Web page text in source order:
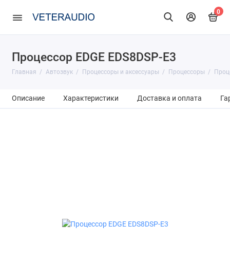
0
Процессор EDGE EDS8DSP-E3
Главная Автозвук Процессоры и аксессуары Процессоры
Описание Характеристики Доставка и оплата